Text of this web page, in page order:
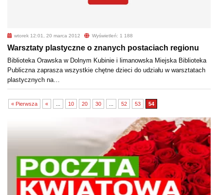
wtorek 12:01, 20 marca 2012 Wyświetleń: 1 188
Warsztaty plastyczne o znanych postaciach regionu
Biblioteka Orawska w Dolnym Kubinie i limanowska Miejska Biblioteka
Publiczna zaprasza wszystkie chętne dzieci do udziału w warsztatach
plastycznych na…
« Pierwsza « 10 20 30 52 53 54